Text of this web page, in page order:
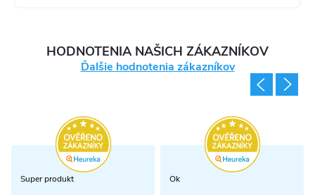
HODNOTENIA NAŠICH ZÁKAZNÍKOV
Ďalšie hodnotenia zákazníkov
Super produkt
Ok